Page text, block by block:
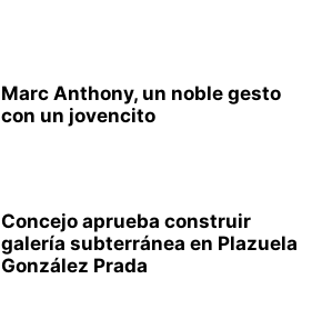
Marc Anthony, un noble gesto
con un jovencito
Concejo aprueba construir
galería subterránea en Plazuela
González Prada